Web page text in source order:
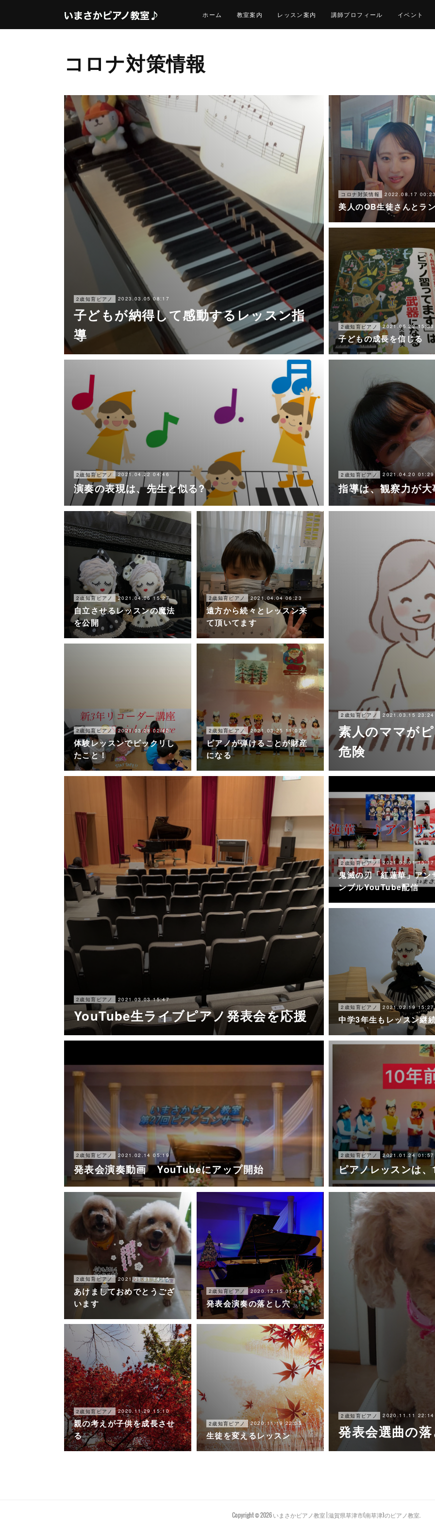
ホーム 教室案内 レッスン案内 講師プロフィール イベント
コロナ対策情報
2歳知育ピアノ 2023.03.05 08:17
子どもが納得して感動するレッスン指
導
コロナ対策情報 2022.08.17
美人のOB生徒さんとラ
2歳知育ピアノ 2021.05.22 15:33
子どもの成長を信じる
2歳知育ピアノ 2021.04.22 04:46
演奏の表現は、先生と似る?
2歳知育ピアノ 2021.04.20 01:29
指導は、観察力が大
2歳知育ピアノ 2021.04.06 15:27
自立させるレッスンの魔法
を公開
2歳知育ピアノ 2021.04.04 06:23
遠方から続々とレッスン来
て頂いてます
2歳知育ピアノ 2021.03.28 02:42
体験レッスンでビックリし
たこと！
2歳知育ピアノ 2021.03.25 11:07
ピアノが弾けることが財産
になる
2歳知育ピアノ 2021.03.15 23:24
素人のママが
危険
2歳知育ピアノ 2021.03.03 15:47
YouTube生ライブピアノ発表会を応援
2歳知育ピアノ 2021.03.01 15:17
鬼滅の刃「紅蓮華」アン
ンブルYouTube配信
2歳知育ピアノ 2021.02.19 15:27
中学3年生もレッスン継
2歳知育ピアノ 2021.02.14 05:19
発表会演奏動画 YouTubeにアップ開始
2歳知育ピアノ 2021.01.24 01:57
ピアノレッスンは
2歳知育ピアノ 2021.01.01 14:15
あけましておめでとうござ
います
2歳知育ピアノ 2020.12.15 01:14
発表会演奏の落とし穴
2歳知育ピアノ 2020.11.29 15:10
親の考えが子供を成長させ
る
2歳知育ピアノ 2020.11.19 22:35
生徒を変えるレッスン
2歳知育ピアノ 2020.11.11 22:14
発表会選曲の
Copyright ©2026いまさかピアノ教室 | 滋賀県草津市(南草津)のピアノ教室.